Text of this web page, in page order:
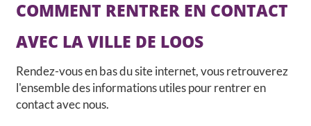
CCAS, SOLIDARITÉ ET SANTÉ
POLICE MUNICIPALE
COMMENT RENTRER EN CONTACT
AVEC LA VILLE DE LOOS
Rendez-vous en bas du site internet, vous retrouverez
l'ensemble des informations utiles pour rentrer en
contact avec nous.